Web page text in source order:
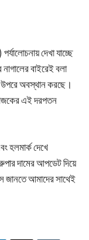
দেখা যাচ্ছে
বাইরেই বলা
উপরে অবস্থান করছে।
এই দরপতন
হলমার্ক দেখে
দামের আপডেট দিয়ে
জানতে আমাদের সাথেই